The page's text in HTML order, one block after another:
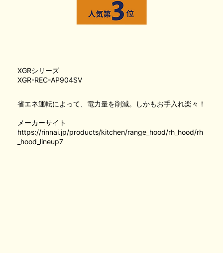
省エネ運転によって、電力量を削減。しかもお手入れ楽々！
メーカーサイト
https://rinnai.jp/products/kitchen/range_hood/rh_hood/rh
_hood_lineup7
XGRシリーズ
XGR-REC-AP904SV